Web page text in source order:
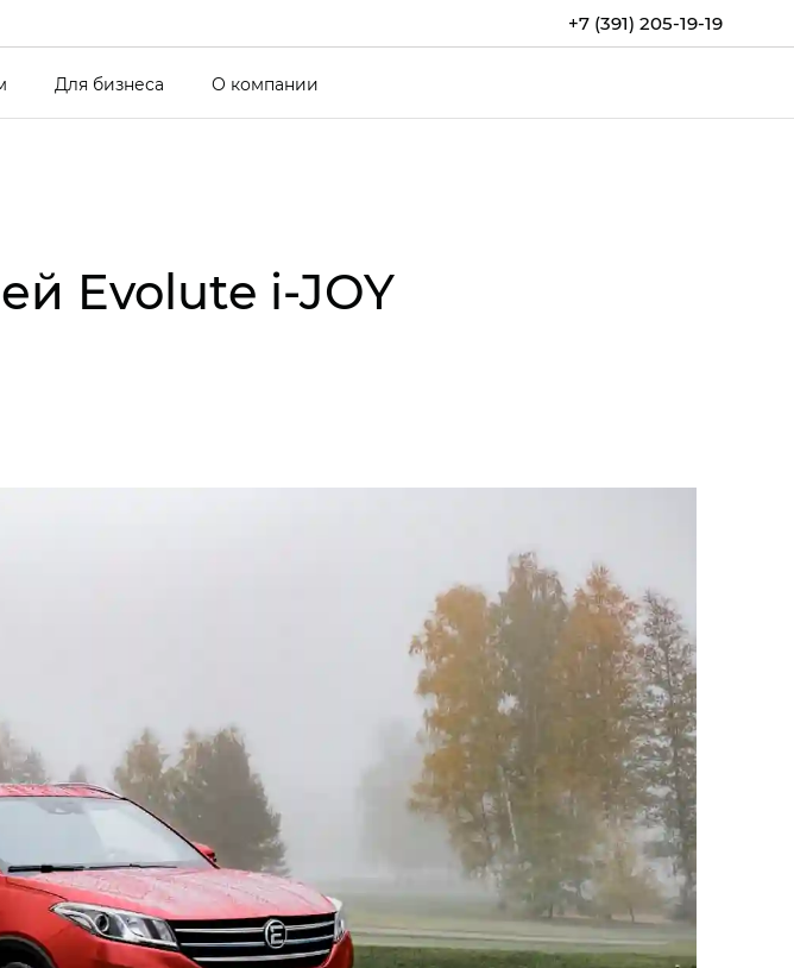
+7 (391) 205-19-19
Для бизнеса О компании
Evolute i‑JOY